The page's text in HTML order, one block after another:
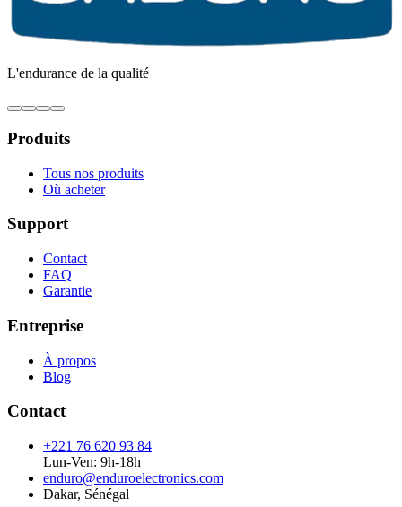
L'endurance de la qualité
Produits
Tous nos produits
Où acheter
Support
Contact
FAQ
Garantie
Entreprise
À propos
Blog
Contact
+221 76 620 93 84
Lun-Ven: 9h-18h
enduro@enduroelectronics.com
Dakar, Sénégal